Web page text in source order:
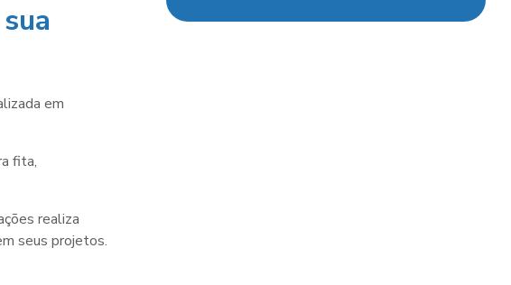
em
fita,
realiza
seus projetos.